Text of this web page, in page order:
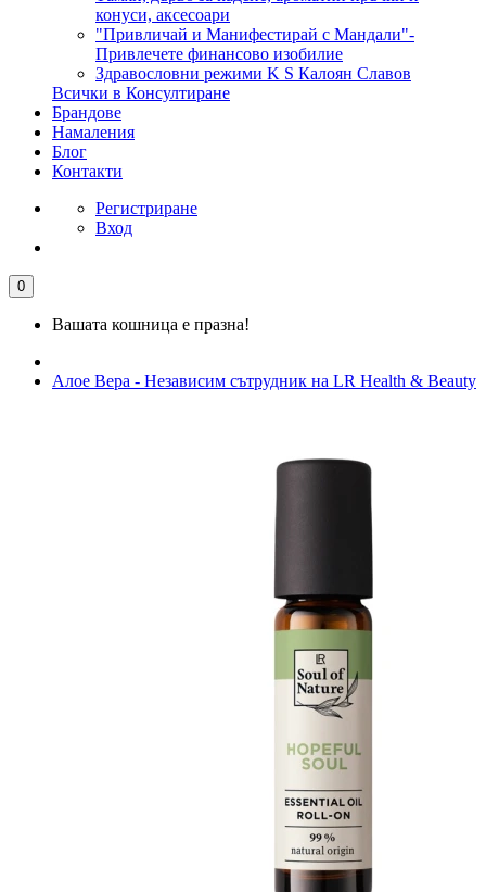
конуси, аксесоари
"Привличай и Манифестирай с Мандали"-
Привлечете финансово изобилие
Здравословни режими K S Калоян Славов
Всички в Консултиране
Брандове
Намаления
Блог
Контакти
Регистриране
Вход
0
Вашата кошница е празна!
Алое Вера - Независим сътрудник на LR Health & Beauty